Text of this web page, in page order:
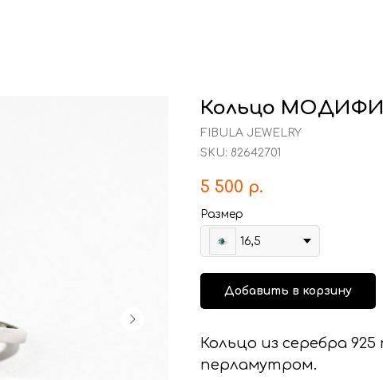
Кольцо
FIBULA JEWELRY
SKU: 82642701
5 500 р.
Размер
16,5
Добавить в корзину
Кольцо из серебра
перламутром.